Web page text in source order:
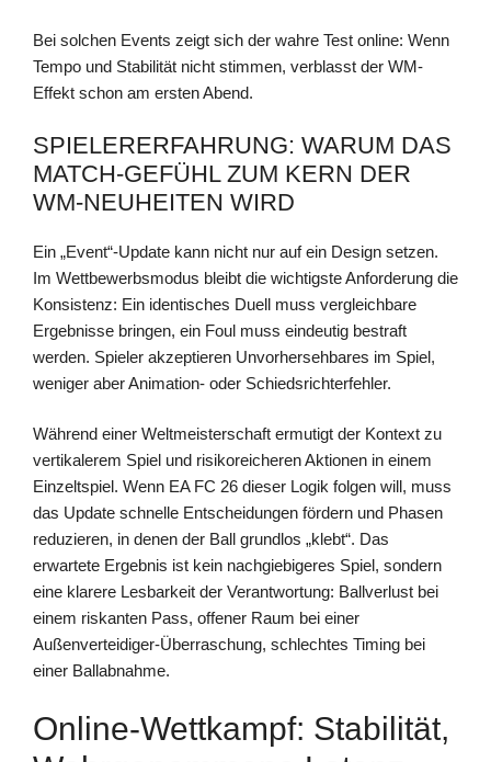
Bei solchen Events zeigt sich der wahre Test online: Wenn
Tempo und Stabilität nicht stimmen, verblasst der WM-
Effekt schon am ersten Abend.
SPIELERERFAHRUNG: WARUM DAS
MATCH-GEFÜHL ZUM KERN DER
WM-NEUHEITEN WIRD
Ein „Event“-Update kann nicht nur auf ein Design setzen.
Im Wettbewerbsmodus bleibt die wichtigste Anforderung die
Konsistenz: Ein identisches Duell muss vergleichbare
Ergebnisse bringen, ein Foul muss eindeutig bestraft
werden. Spieler akzeptieren Unvorhersehbares im Spiel,
weniger aber Animation- oder Schiedsrichterfehler.
Während einer Weltmeisterschaft ermutigt der Kontext zu
vertikalerem Spiel und risikoreicheren Aktionen in einem
Einzeltspiel. Wenn EA FC 26 dieser Logik folgen will, muss
das Update schnelle Entscheidungen fördern und Phasen
reduzieren, in denen der Ball grundlos „klebt“. Das
erwartete Ergebnis ist kein nachgiebigeres Spiel, sondern
eine klarere Lesbarkeit der Verantwortung: Ballverlust bei
einem riskanten Pass, offener Raum bei einer
Außenverteidiger-Überraschung, schlechtes Timing bei
einer Ballabnahme.
Online-Wettkampf: Stabilität,